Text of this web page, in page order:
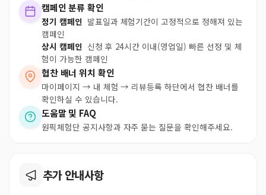
캠페인 분류 확인
정기 캠페인 발표일과 체험기간이 고정적으로 정해져 있는
캠페인
상시 캠페인 신청 후 24시간 이내(영업일) 빠른 선정 및 체
험이 가능한 캠페인
협찬 배너 위치 확인
마이페이지 → 내 체험 → 리뷰등록 하단에서 협찬 배너를
확인하실 수 있습니다.
도움말 및 FAQ
원픽체험단 공지사항과 자주 묻는 질문을 확인해주세요.
추가 안내사항